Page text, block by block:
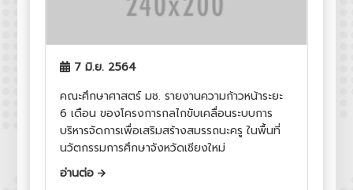
7 มิ.ย. 2564
คณะศึกษาศาสตร์ มช. รายงานความก้าวหน้าระยะ
6 เดือน ของโครงการกลไกขับเคลื่อนระบบการ
บริหารจัดการเพื่อเสริมสร้างสมรรถนะครู ในพื้นที่
นวัตกรรมการศึกษาจังหวัดเชียงใหม่
อ่านต่อ